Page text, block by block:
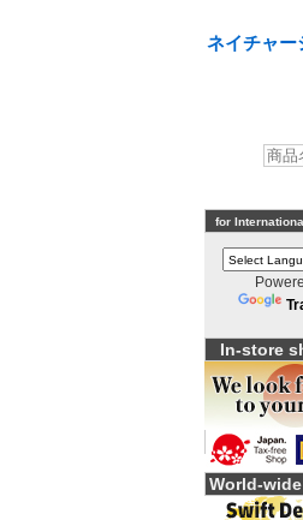
ネイチャ
for
In-store
World-